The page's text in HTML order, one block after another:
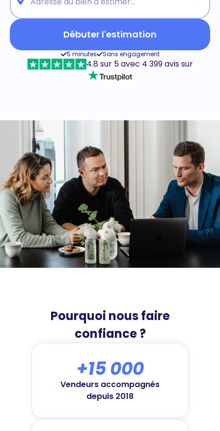
Débuter l'estimation
5 minutes Sans engagement
4.8 sur 5 avec 4 399 avis sur
Pourquoi nous faire
confiance ?
+15 000
Vendeurs accompagnés
depuis 2018